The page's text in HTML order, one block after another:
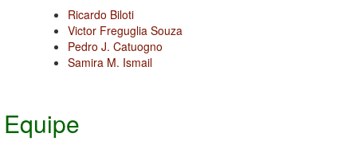
Ricardo Biloti
Victor Freguglia Souza
Pedro J. Catuogno
Samira M. Ismail
Equipe